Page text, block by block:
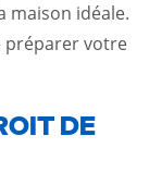
maison idéale.
préparer votre
DE